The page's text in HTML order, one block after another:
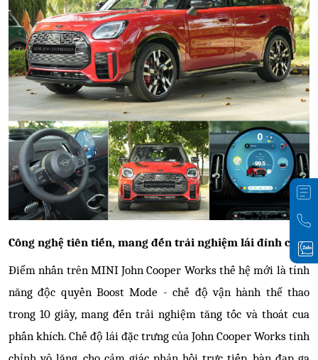
Công nghệ tiên tiến, mang đến trải nghiệm lái đỉnh cao
Điểm nhấn trên MINI John Cooper Works thế hệ mới là tính
năng độc quyền Boost Mode - chế độ vận hành thể thao
trong 10 giây, mang đến trải nghiệm tăng tốc và thoát cua
phấn khích. Chế độ lái đặc trưng của John Cooper Works tinh